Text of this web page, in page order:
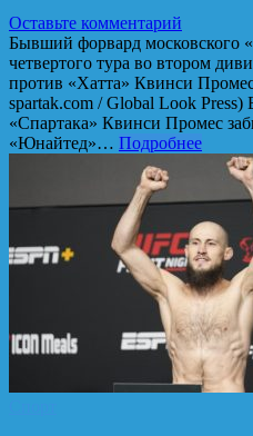
Оставьте комментарий
Бывший форвард московского
четвертого тура во втором
против «Хатта» Квинси
spartak.com / Global Look
«Спартака» Квинси Промес
«Юнайтед»… Подробнее